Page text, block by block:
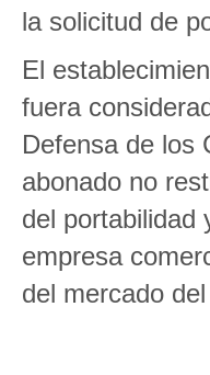
la solicitud de
El
fuera
Defensa de los
abonado no
del portabilidad
empresa
del mercado